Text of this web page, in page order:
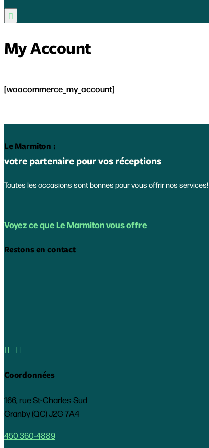

My Account
[woocommerce_my_account]
Le Marmiton :
votre partenaire pour vos réceptions
Toutes les occasions sont bonnes pour vous offrir nos services!
Voyez ce que Le Marmiton vous offre
Restons en contact
 
Coordonnées
166, rue St-Charles Sud
Granby (QC) J2G 7A4
450 360-4889